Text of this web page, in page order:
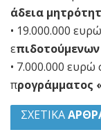
άδεια
• 19.000.000
ε
• 7.000.000 ευρώ
προγράμματος
ΣΧΕΤΙΚΑ